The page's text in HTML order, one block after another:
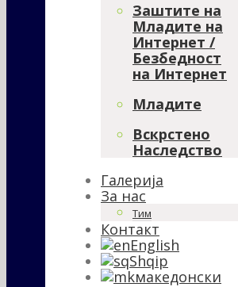
Заштите на
Младите на
Интернет /
Безбедност
на Интернет
Младите
Вскрстено
Наследство
Галерија
За нас
Тим
Контакт
English
Shqip
македонски